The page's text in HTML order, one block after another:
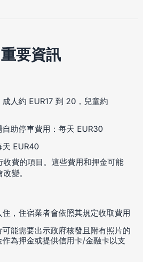
重要資訊
人約 EUR17 到 20，兒童約
助停車費用：每天 EUR30
天 EUR40
收費的項目。這些費用和押金可能
變。
，住宿業者會依照其規定收取費用
能需要出示政府核發且附有照片的
為押金或提供信用卡/金融卡以支